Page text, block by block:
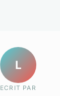
L
ECRIT PAR